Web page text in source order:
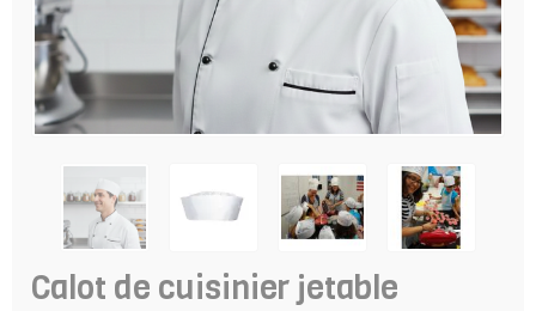
Calot de cuisinier jetable